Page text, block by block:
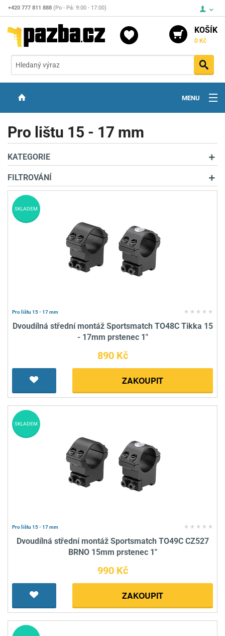
+420 777 811 888 (Po - Pá: 9:00 - 17:00)
KOŠÍK
0 Kč
MENU
OPTIKA
STŘELIVO
PŘÍSLUŠENSTVÍ
DETEKTORY KOVŮ
KONTAKTY
Pro lištu 15 - 17 mm
KATEGORIE
FILTROVÁNÍ
Pro lištu 15 - 17 mm
Dvoudílná střední montáž Sportsmatch TO48C Tikka 15
- 17mm prstenec 1"
890 Kč
ZAKOUPIT
SKLADEM
Pro lištu 15 - 17 mm
Dvoudílná střední montáž Sportsmatch TO49C CZ527
BRNO 15mm prstenec 1"
990 Kč
ZAKOUPIT
SKLADEM